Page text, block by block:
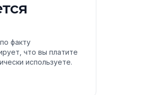
факту
что вы платите
используете.